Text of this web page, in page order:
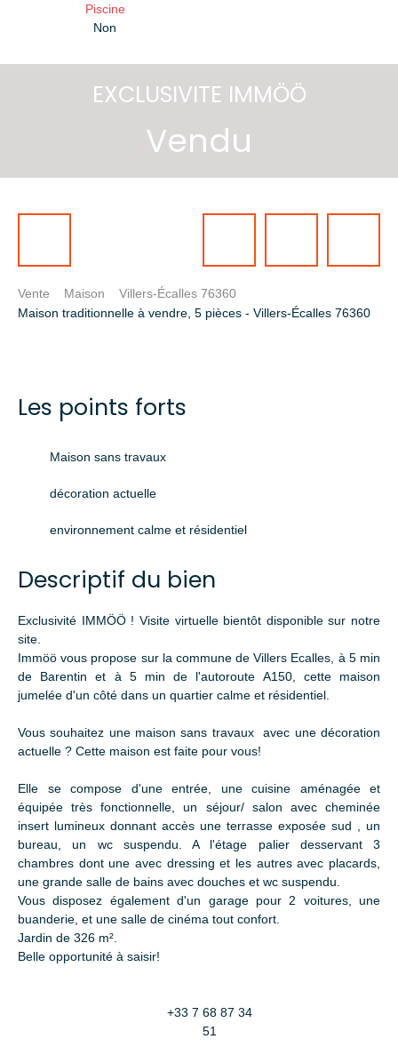
Piscine
Non
EXCLUSIVITE IMMÖÖ
Vendu
Vente Maison
Villers-Écalles 76360
Maison traditionnelle à vendre, 5 pièces - Villers-Écalles 76360
Les points forts
Maison sans travaux
décoration actuelle
environnement calme et résidentiel
Descriptif du bien
Exclusivité IMMÖÖ ! Visite virtuelle bientôt disponible sur notre
site.
Immöö vous propose sur la commune de Villers Ecalles, à 5 min
de Barentin et à 5 min de l'autoroute A150, cette maison
jumelée d'un côté dans un quartier calme et résidentiel.
Vous souhaitez une maison sans travaux avec une décoration
actuelle ? Cette maison est faite pour vous!
Elle se compose d'une entrée, une cuisine aménagée et
équipée très fonctionnelle, un séjour/ salon avec cheminée
insert lumineux donnant accès une terrasse exposée sud , un
bureau, un wc suspendu. A l'étage palier desservant 3
chambres dont une avec dressing et les autres avec placards,
une grande salle de bains avec douches et wc suspendu.
Vous disposez également d'un garage pour 2 voitures, une
buanderie, et une salle de cinéma tout confort.
Jardin de 326 m².
Belle opportunité à saisir!
+33 7 68 87 34
51